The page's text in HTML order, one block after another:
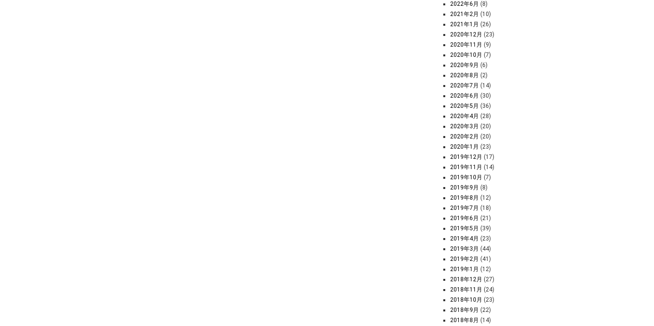
2022年6月 (8)
2021年2月 (10)
2021年1月 (26)
2020年12月 (23)
2020年11月 (9)
2020年10月 (7)
2020年9月 (6)
2020年8月 (2)
2020年7月 (14)
2020年6月 (30)
2020年5月 (36)
2020年4月 (28)
2020年3月 (20)
2020年2月 (20)
2020年1月 (23)
2019年12月 (17)
2019年11月 (14)
2019年10月 (7)
2019年9月 (8)
2019年8月 (12)
2019年7月 (18)
2019年6月 (21)
2019年5月 (39)
2019年4月 (23)
2019年3月 (44)
2019年2月 (41)
2019年1月 (12)
2018年12月 (27)
2018年11月 (24)
2018年10月 (23)
2018年9月 (22)
2018年8月 (14)